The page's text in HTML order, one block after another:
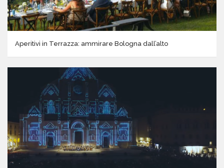
Aperitivi in Terrazza: ammirare Bologna dall’alto